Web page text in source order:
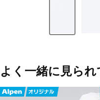
よく一緒に見ら